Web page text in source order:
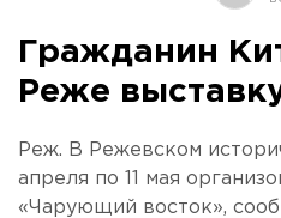
Гражданин
Реже
Реж. В Режевском
апреля по 11 мая
«Чарующий восток»,